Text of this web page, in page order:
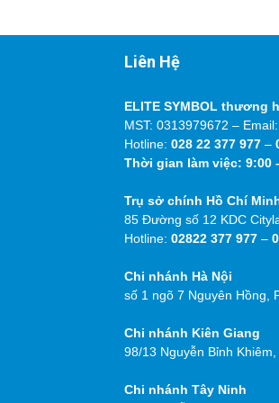
Liên Hệ
ELITE SYMBOL thương
MST: 0313979672 –
Hotline: 028 22 377 977 –
Thời gian làm việc: 9:00
Trụ sở chính Hồ Chí
85 Đường số 12 KDC
Hotline: 02822 377 977 –
Chi nhánh Hà Nội
số 1 ngõ 7 Nguyên Hồng,
Chi nhánh Kiên Giang
98/13 Nguyễn Bỉnh
Chi nhánh Tây Ninh